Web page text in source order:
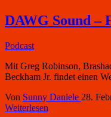
DAWG Sound –
Podcast
Mit Greg Robinson,
Beckham Jr. findet einen
Von Sunny Daniele 28.
Weiterlesen